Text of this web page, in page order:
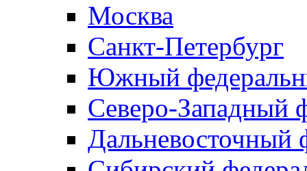
Москва
Санкт-Петербург
Южный
Северо-Западный
Дальневосточный